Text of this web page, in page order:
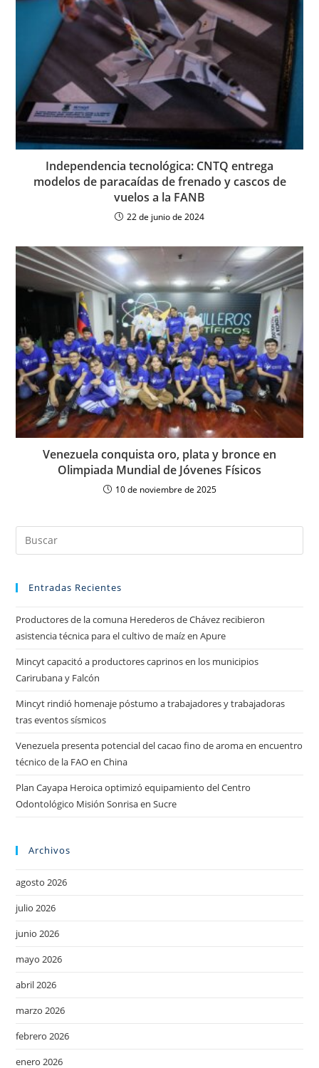
Independencia tecnológica: CNTQ entrega
modelos de paracaídas de frenado y cascos de
vuelos a la FANB
22 de junio de 2024
Venezuela conquista oro, plata y bronce en
Olimpiada Mundial de Jóvenes Físicos
10 de noviembre de 2025
Entradas Recientes
Productores de la comuna Herederos de Chávez recibieron
asistencia técnica para el cultivo de maíz en Apure
Mincyt capacitó a productores caprinos en los municipios
Carirubana y Falcón
Mincyt rindió homenaje póstumo a trabajadores y trabajadoras
tras eventos sísmicos
Venezuela presenta potencial del cacao fino de aroma en encuentro
técnico de la FAO en China
Plan Cayapa Heroica optimizó equipamiento del Centro
Odontológico Misión Sonrisa en Sucre
Archivos
agosto 2026
julio 2026
junio 2026
mayo 2026
abril 2026
marzo 2026
febrero 2026
enero 2026